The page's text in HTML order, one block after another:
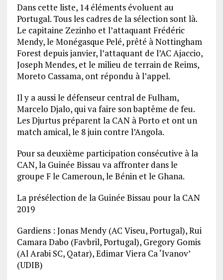
Dans cette liste, 14 éléments évoluent au
Portugal. Tous les cadres de la sélection sont là.
Le capitaine Zezinho et l’attaquant Frédéric
Mendy, le Monégasque Pelé, prêté à Nottingham
Forest depuis janvier, l’attaquant de l’AC Ajaccio,
Joseph Mendes, et le milieu de terrain de Reims,
Moreto Cassama, ont répondu à l’appel.
Il y a aussi le défenseur central de Fulham,
Marcelo Djalo, qui va faire son baptême de feu.
Les Djurtus préparent la CAN à Porto et ont un
match amical, le 8 juin contre l’Angola.
Pour sa deuxième participation consécutive à la
CAN, la Guinée Bissau va affronter dans le
groupe F le Cameroun, le Bénin et le Ghana.
La présélection de la Guinée Bissau pour la CAN
2019
Gardiens : Jonas Mendy (AC Viseu, Portugal), Rui
Camara Dabo (Favbril, Portugal), Gregory Gomis
(Al Arabi SC, Qatar), Edimar Viera Ca ‘Ivanov’
(UDIB)